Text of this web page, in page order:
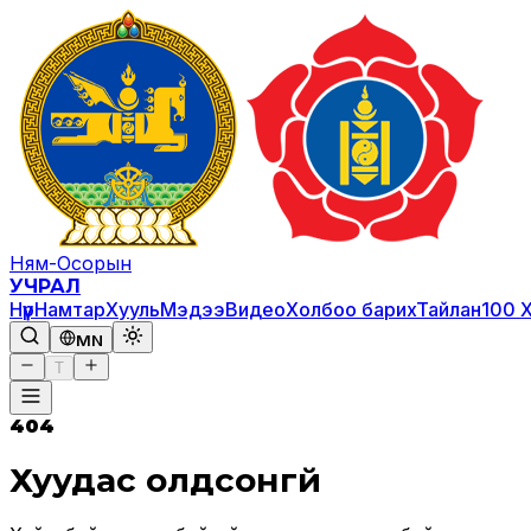
Ням-Осорын
УЧРАЛ
НүүрНамтарХуульМэдээВидеоХолбоо барихТайлан100
MN
T
404
Хуудас олдсонгүй